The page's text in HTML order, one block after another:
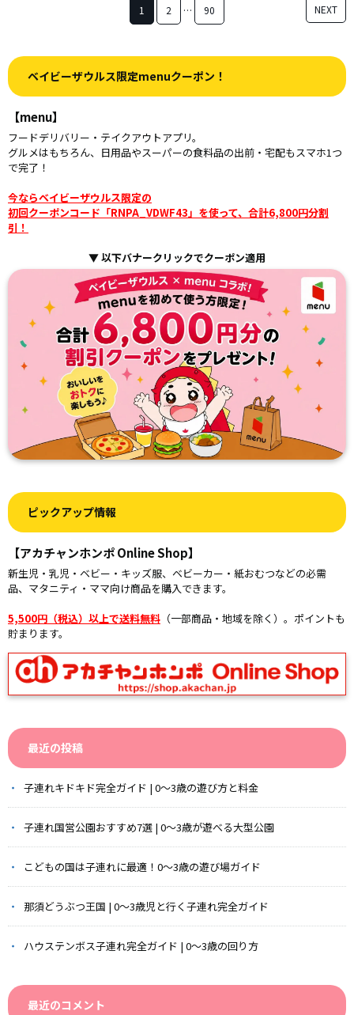
1 2 … 90 NEXT
ベイビーザウルス限定menuクーポン！
【menu】
フードデリバリー・テイクアウトアプリ。
グルメはもちろん、日用品やスーパーの食料品の出前・宅配もスマホ1つ
で完了！
今ならベイビーザウルス限定の
初回クーポンコード「RNPA_VDWF43」を使って、合計6,800円分割
引！
▼ 以下バナークリックでクーポン適用
ピックアップ情報
【アカチャンホンポ Online Shop】
新生児・乳児・ベビー・キッズ服、ベビーカー・紙おむつなどの必需
品、マタニティ・ママ向け商品を購入できます。
5,500円（税込）以上で送料無料 （一部商品・地域を除く）。ポイントも
貯まります。
最近の投稿
子連れキドキド完全ガイド | 0〜3歳の遊び方と料金
子連れ国営公園おすすめ7選 | 0〜3歳が遊べる大型公園
こどもの国は子連れに最適！0〜3歳の遊び場ガイド
那須どうぶつ王国 | 0〜3歳児と行く子連れ完全ガイド
ハウステンボス子連れ完全ガイド | 0〜3歳の回り方
最近のコメント